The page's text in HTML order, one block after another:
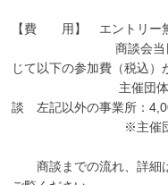
【費 用】 エントリー
商談会当日の商談
じて以下の参加費（税込）
主催団
談 左記以外の事業所：
※主催団体ついて
商談までの流れ、詳細